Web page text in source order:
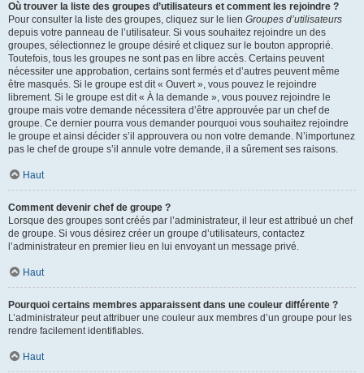
Où trouver la liste des groupes d’utilisateurs et comment les rejoindre ?
Pour consulter la liste des groupes, cliquez sur le lien Groupes d’utilisateurs
depuis votre panneau de l’utilisateur. Si vous souhaitez rejoindre un des
groupes, sélectionnez le groupe désiré et cliquez sur le bouton approprié.
Toutefois, tous les groupes ne sont pas en libre accès. Certains peuvent
nécessiter une approbation, certains sont fermés et d’autres peuvent même
être masqués. Si le groupe est dit « Ouvert », vous pouvez le rejoindre
librement. Si le groupe est dit « À la demande », vous pouvez rejoindre le
groupe mais votre demande nécessitera d’être approuvée par un chef de
groupe. Ce dernier pourra vous demander pourquoi vous souhaitez rejoindre
le groupe et ainsi décider s’il approuvera ou non votre demande. N’importunez
pas le chef de groupe s’il annule votre demande, il a sûrement ses raisons.
Haut
Comment devenir chef de groupe ?
Lorsque des groupes sont créés par l’administrateur, il leur est attribué un chef
de groupe. Si vous désirez créer un groupe d’utilisateurs, contactez
l’administrateur en premier lieu en lui envoyant un message privé.
Haut
Pourquoi certains membres apparaissent dans une couleur différente ?
L’administrateur peut attribuer une couleur aux membres d’un groupe pour les
rendre facilement identifiables.
Haut